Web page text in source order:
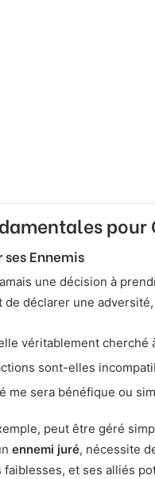
pour
ses Ennemis
une décision à
de déclarer une
véritablement cherché
sont-elles
me sera bénéfique ou
peut être géré
ennemi juré, nécessite
faiblesses, et ses alliés